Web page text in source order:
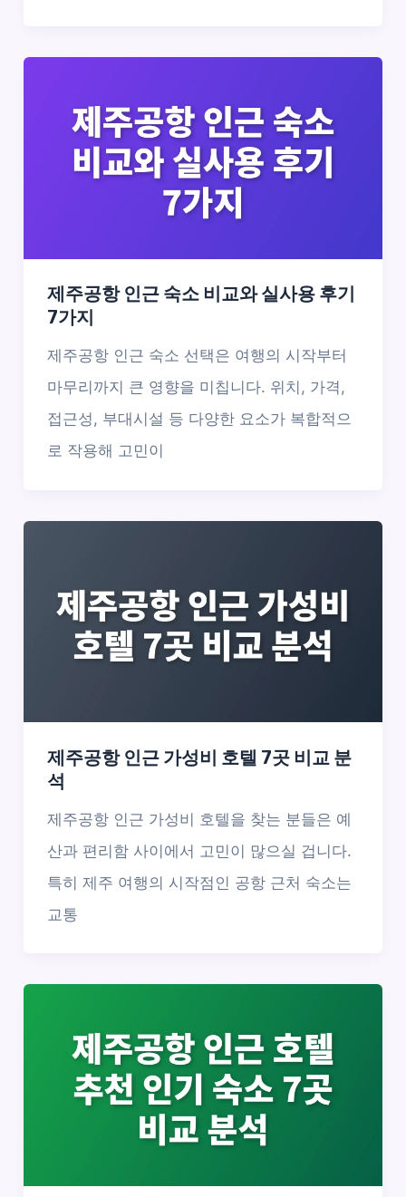
제주공항 인근 숙소 비교와 실사용 후기
7가지
제주공항 인근 숙소 선택은 여행의 시작부터
마무리까지 큰 영향을 미칩니다. 위치, 가격,
접근성, 부대시설 등 다양한 요소가 복합적으
로 작용해 고민이
제주공항 인근 가성비 호텔 7곳 비교 분
석
제주공항 인근 가성비 호텔을 찾는 분들은 예
산과 편리함 사이에서 고민이 많으실 겁니다.
특히 제주 여행의 시작점인 공항 근처 숙소는
교통